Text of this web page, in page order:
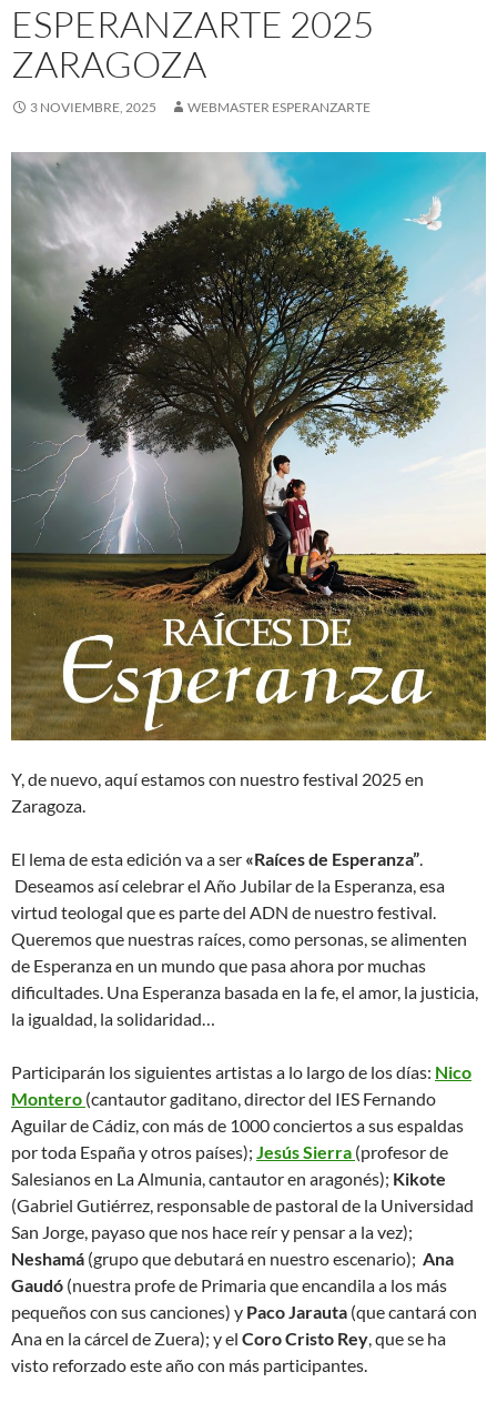
ESPERANZARTE 2025
ZARAGOZA
3 NOVIEMBRE, 2025 WEBMASTER ESPERANZARTE
Y, de nuevo, aquí estamos con nuestro festival 2025 en
Zaragoza.
El lema de esta edición va a ser «Raíces de Esperanza”.
Deseamos así celebrar el Año Jubilar de la Esperanza, esa
virtud teologal que es parte del ADN de nuestro festival.
Queremos que nuestras raíces, como personas, se alimenten
de Esperanza en un mundo que pasa ahora por muchas
dificultades. Una Esperanza basada en la fe, el amor, la justicia,
la igualdad, la solidaridad…
Participarán los siguientes artistas a lo largo de los días: Nico
Montero (cantautor gaditano, director del IES Fernando
Aguilar de Cádiz, con más de 1000 conciertos a sus espaldas
por toda España y otros países); Jesús Sierra (profesor de
Salesianos en La Almunia, cantautor en aragonés); Kikote
(Gabriel Gutiérrez, responsable de pastoral de la Universidad
San Jorge, payaso que nos hace reír y pensar a la vez);
Neshamá (grupo que debutará en nuestro escenario); Ana
Gaudó (nuestra profe de Primaria que encandila a los más
pequeños con sus canciones) y Paco Jarauta (que cantará con
Ana en la cárcel de Zuera); y el Coro Cristo Rey, que se ha
visto reforzado este año con más participantes.